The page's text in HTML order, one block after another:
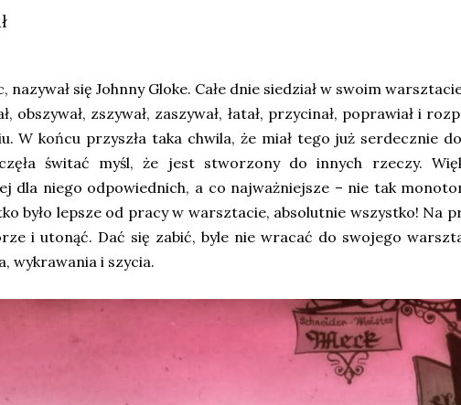
nazywał się Johnny Gloke. Całe dnie siedział w swoim
obszywał, zszywał, zaszywał, łatał, przycinał, poprawiał i
W końcu przyszła taka chwila, że miał tego już serdecznie
świtać myśl, że jest stworzony do innych rzeczy.
dla niego odpowiednich, a co najważniejsze – nie tak
było lepsze od pracy w warsztacie, absolutnie wszystko! Na
i utonąć. Dać się zabić, byle nie wracać do swojego
wykrawania i szycia.